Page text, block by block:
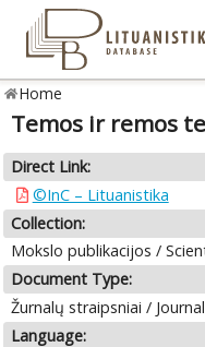
Home
Temos ir remos
Direct Link:
©InC – Lituanistika
Collection:
Mokslo publikacijos /
Document Type:
Žurnalų straipsniai /
Language: